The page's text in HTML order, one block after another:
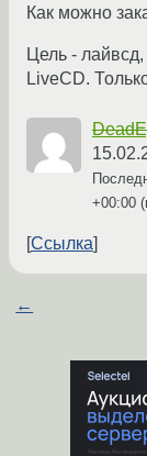
Как можно
Цель -
LiveCD.
+00:00
Ссылка
←